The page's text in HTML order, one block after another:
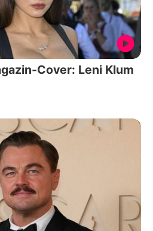
Cover: Leni Klum